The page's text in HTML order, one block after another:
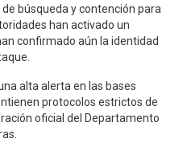
búsqueda y contención para
han activado un
confirmado aún la identidad
alta alerta en las bases
protocolos estrictos de
oficial del Departamento